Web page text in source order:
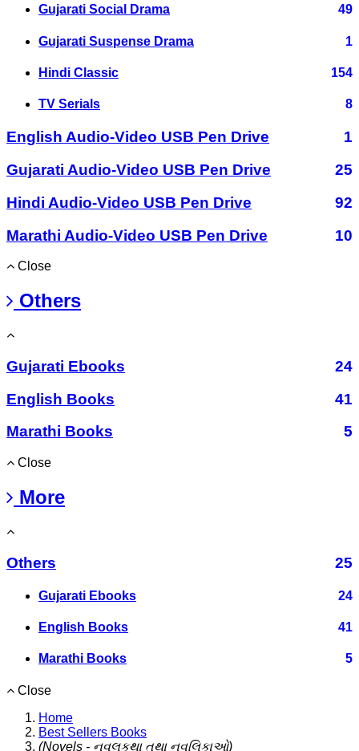
Gujarati Social Drama 49
Gujarati Suspense Drama 1
Hindi Classic 154
TV Serials 8
English Audio-Video USB Pen Drive
1
Gujarati Audio-Video USB Pen Drive
25
Hindi Audio-Video USB Pen Drive
92
Marathi Audio-Video USB Pen Drive
10
Close
Others
Gujarati Ebooks
24
English Books
41
Marathi Books
5
Close
More
Others 25
Gujarati Ebooks 24
English Books 41
Marathi Books 5
Close
Home
Best Sellers Books
(Novels - નવલકથા તથા નવલિકાઓ)